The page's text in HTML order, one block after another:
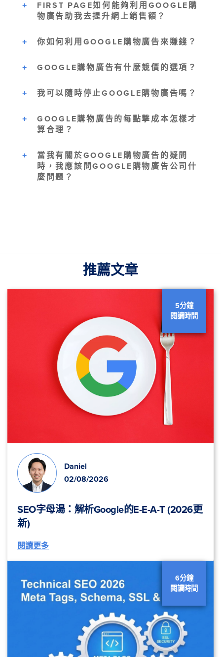
FIRST PAGE如何能夠利用GOOGLE購
物廣告助我去提升網上銷售額？
你如何利用GOOGLE購物廣告來賺錢？
GOOGLE購物廣告有什麼競價的選項？
我可以隨時停止GOOGLE購物廣告嗎？
GOOGLE購物廣告的每點撃成本怎樣才
算合理？
當我有關於GOOGLE購物廣告的疑問
時，我應該問GOOGLE購物廣告公司什
麼問題？
推薦文章
5分鐘
閱讀時間
Daniel
02/08/2026
SEO字母湯：解析Google的E-E-A-T (2026更
新)
閱讀更多
6分鐘
閱讀時間